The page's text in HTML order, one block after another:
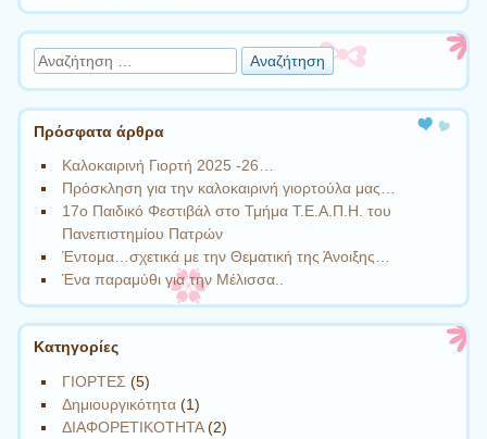
Αναζήτηση
Πρόσφατα άρθρα
Καλοκαιρινή Γιορτή 2025 -26…
Πρόσκληση για την καλοκαιρινή γιορτούλα μας…
17ο Παιδικό Φεστιβάλ στο Τμήμα Τ.Ε.Α.Π.Η. του
Πανεπιστημίου Πατρών
Έντομα…σχετικά με την Θεματική της Άνοιξης…
Ένα παραμύθι για την Μέλισσα..
Kατηγορίες
ΓΙΟΡΤΕΣ (5)
Δημιουργικότητα (1)
ΔΙΑΦΟΡΕΤΙΚΟΤΗΤΑ(2)